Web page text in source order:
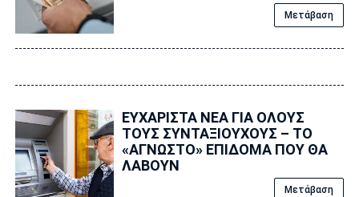
Μετάβαση
ΕΥΧΑΡΙΣΤΑ ΝΕΑ ΓΙΑ ΟΛΟΥΣ
ΤΟΥΣ ΣΥΝΤΑΞΙΟΥΧΟΥΣ – ΤΟ
«ΑΓΝΩΣΤΟ» ΕΠΙΔΟΜΑ ΠΟΥ ΘΑ
ΛΑΒΟΥΝ
Μετάβαση